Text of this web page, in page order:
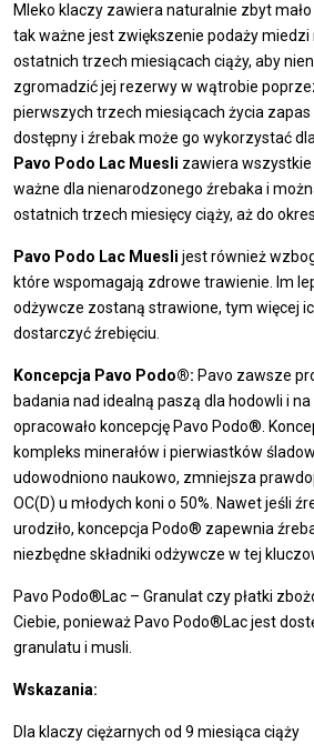
Mleko klaczy zawiera naturalnie zbyt
tak ważne jest zwiększenie podaży miedzi
ostatnich trzech miesiącach ciąży, aby
zgromadzić jej rezerwy w wątrobie
pierwszych trzech miesiącach życia
dostępny i źrebak może go wykorzystać
Pavo Podo Lac Muesli zawiera wszystkie
ważne dla nienarodzonego źrebaka i
ostatnich trzech miesięcy ciąży, aż do
Pavo Podo Lac Muesli jest również
które wspomagają zdrowe trawienie. Im
odżywcze zostaną strawione, tym więcej
dostarczyć źrebięciu.
Koncepcja Pavo Podo®: Pavo zawsze
badania nad idealną paszą dla hodowli i
opracowało koncepcję Pavo Podo®.
kompleks minerałów i pierwiastków
udowodniono naukowo, zmniejsza
OC(D) u młodych koni o 50%. Nawet jeśli
urodziło, koncepcja Podo® zapewnia
niezbędne składniki odżywcze w tej
Pavo Podo®Lac – Granulat czy płatki
Ciebie, ponieważ Pavo Podo®Lac jest
granulatu i musli.
Wskazania:
Dla klaczy ciężarnych od 9 miesiąca ciąży